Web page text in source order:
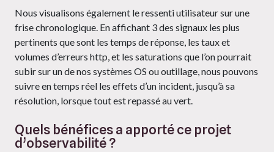
Nous visualisons également le ressenti utilisateur sur une
frise chronologique. En affichant 3 des signaux les plus
pertinents que sont les temps de réponse, les taux et
volumes d’erreurs http, et les saturations que l’on pourrait
subir sur un de nos systèmes OS ou outillage, nous pouvons
suivre en temps réel les effets d’un incident, jusqu’à sa
résolution, lorsque tout est repassé au vert.
Quels bénéfices a apporté ce projet
d’observabilité ?